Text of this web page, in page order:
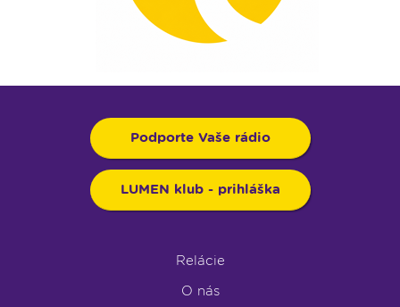
Podporte Vaše rádio
LUMEN klub - prihláška
Relácie
O nás